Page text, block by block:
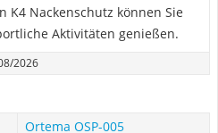
K4 Nackenschutz können Sie
Aktivitäten genießen.
2026
Ortema OSP-005